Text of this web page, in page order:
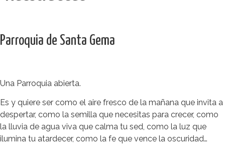
Parroquia de Santa Gema
Una Parroquia abierta.
Es y quiere ser como el aire fresco de la mañana que invita a
despertar, como la semilla que necesitas para crecer, como
la lluvia de agua viva que calma tu sed, como la luz que
ilumina tu atardecer, como la fe que vence la oscuridad…